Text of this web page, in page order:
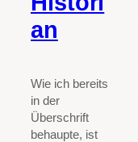
an
Wie ich bereits
in der
Überschrift
behaupte, ist